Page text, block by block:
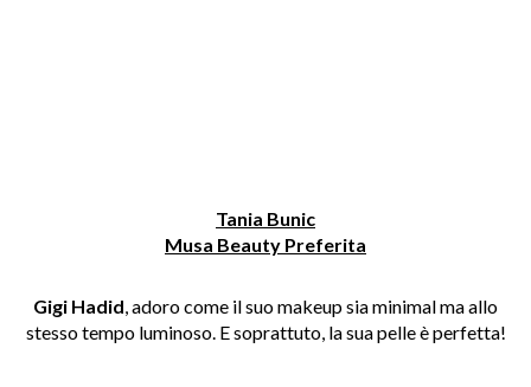
Tania Bunic
Musa Beauty Preferita
Gigi Hadid , adoro come il suo makeup sia minimal ma allo
stesso tempo luminoso. E soprattuto, la sua pelle è perfetta!